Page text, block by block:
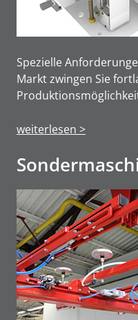
Spezielle
Markt zwingen Sie
weiterlesen >